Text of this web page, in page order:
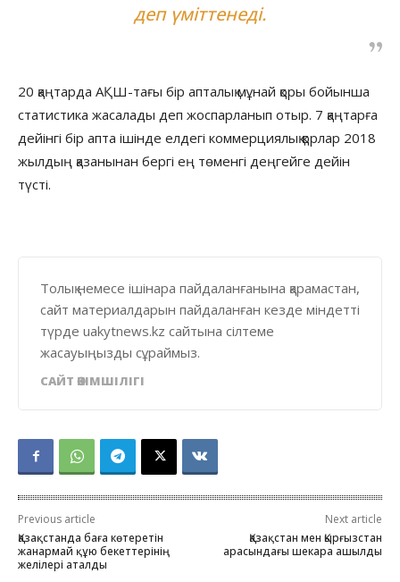
деп үміттенеді.
20 қаңтарда АҚШ-тағы бір апталық мұнай қоры бойынша
статистика жасалады деп жоспарланып отыр. 7 қаңтарға
дейінгі бір апта ішінде елдегі коммерциялық қорлар 2018
жылдың қазанынан бергі ең төменгі деңгейге дейін
түсті.
Толық немесе ішінара пайдаланғанына қарамастан,
сайт материалдарын пайдаланған кезде міндетті
түрде uakytnews.kz сайтына сілтеме
жасауыңызды сұраймыз.
САЙТ ӘКІМШІЛІГІ
Previous article
Қазақстанда баға көтеретін
жанармай құю бекеттерінің
желілері аталды
Next article
Қазақстан мен Қырғызстан
арасындағы шекара ашылды